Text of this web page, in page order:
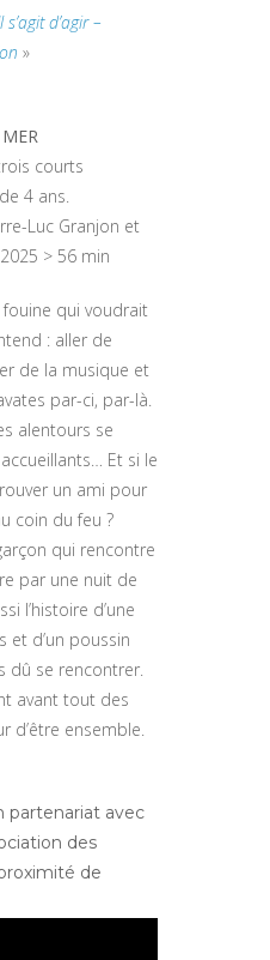
s’agit d’agir –
»
courts
4 ans.
Luc Granjon et
> 56 min
fouine qui voudrait
: aller de
de la musique et
par-ci, par-là.
alentours se
Et si le
un ami pour
coin du feu ?
qui rencontre
par une nuit de
l’histoire d’une
et d’un poussin
dû se rencontrer.
avant tout des
d’être ensemble.
partenariat avec
des
de